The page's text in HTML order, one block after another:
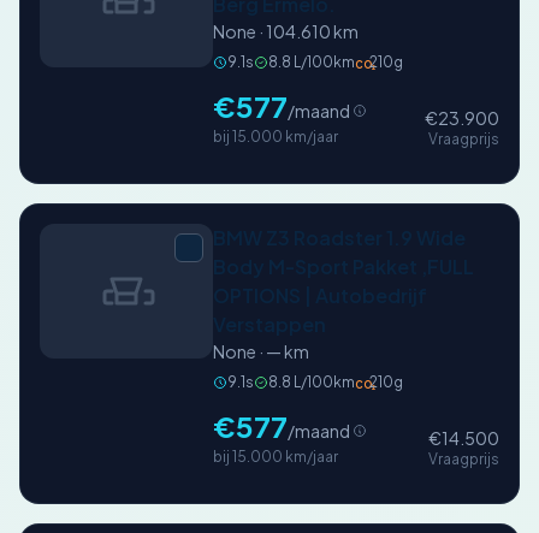
None · 104.610 km
9.1s 8.8 L/100kmCO₂210g
€577/maand
bij 15.000 km/jaar
€23.900
Vraagprijs
None · — km
9.1s 8.8 L/100kmCO₂210g
€577/maand
bij 15.000 km/jaar
€14.500
Vraagprijs